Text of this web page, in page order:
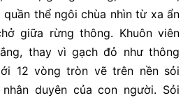
thể ngôi chùa nhìn từ xa ẩn
giữa rừng thông. Khuôn viên
thay vì gạch đỏ như thông
12 vòng tròn vẽ trên nền sỏi
duyên của con người. Sỏi